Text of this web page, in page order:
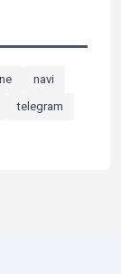
navi
telegram